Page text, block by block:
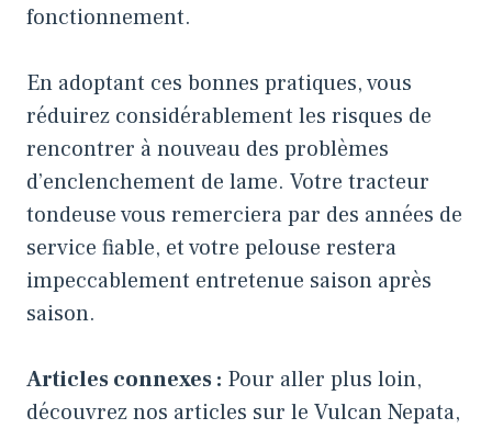
fonctionnement.
En adoptant ces bonnes pratiques, vous
réduirez considérablement les risques de
rencontrer à nouveau des problèmes
d’enclenchement de lame. Votre tracteur
tondeuse vous remerciera par des années de
service fiable, et votre pelouse restera
impeccablement entretenue saison après
saison.
Articles connexes : Pour aller plus loin,
découvrez nos articles sur le Vulcan Nepata,